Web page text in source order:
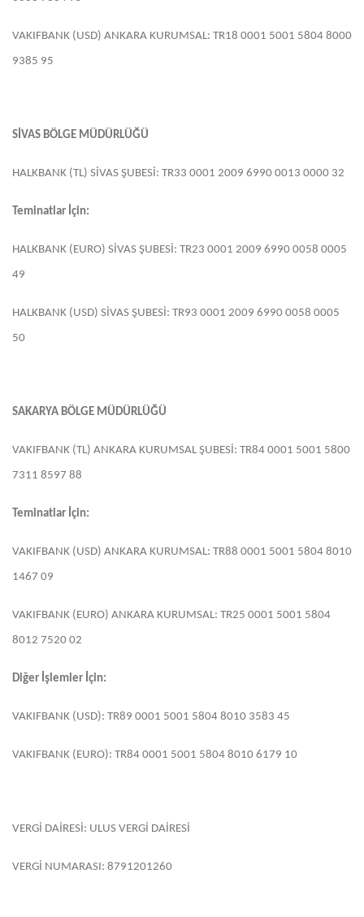
VAKIFBANK (USD) ANKARA KURUMSAL: TR18 0001 5001 5804 8000
9385 95
SİVAS BÖLGE MÜDÜRLÜĞÜ
HALKBANK (TL) SİVAS ŞUBESİ: TR33 0001 2009 6990 0013 0000 32
Teminatlar İçin:
HALKBANK (EURO) SİVAS ŞUBESİ: TR23 0001 2009 6990 0058 0005
49
HALKBANK (USD) SİVAS ŞUBESİ: TR93 0001 2009 6990 0058 0005
50
SAKARYA BÖLGE MÜDÜRLÜĞÜ
VAKIFBANK (TL) ANKARA KURUMSAL ŞUBESİ: TR84 0001 5001 5800
7311 8597 88
Teminatlar İçin:
VAKIFBANK (USD) ANKARA KURUMSAL: TR88 0001 5001 5804 8010
1467 09
VAKIFBANK (EURO) ANKARA KURUMSAL: TR25 0001 5001 5804
8012 7520 02
Diğer İşlemler İçin:
VAKIFBANK (USD): TR89 0001 5001 5804 8010 3583 45
VAKIFBANK (EURO): TR84 0001 5001 5804 8010 6179 10
VERGİ DAİRESİ: ULUS VERGİ DAİRESİ
VERGİ NUMARASI: 8791201260